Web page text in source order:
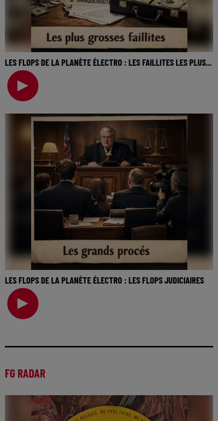
LES FLOPS DE LA PLANÈTE ÉLECTRO : LES FAILLITES LES PLUS...
La music story du jour c’est celle des flops de la planète
électro… Ce qui a commencé comme une cult
LES FLOPS DE LA PLANÈTE ÉLECTRO : LES FLOPS JUDICIAIRES
La music story du jour c’est celle des flops de la planète
électro… Si la vie n’est jamais un long f
FG RADAR